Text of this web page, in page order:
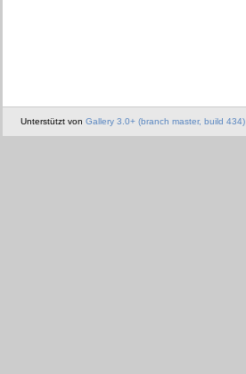
Unterstützt von Gallery 3.0+ (branch master, build 434)